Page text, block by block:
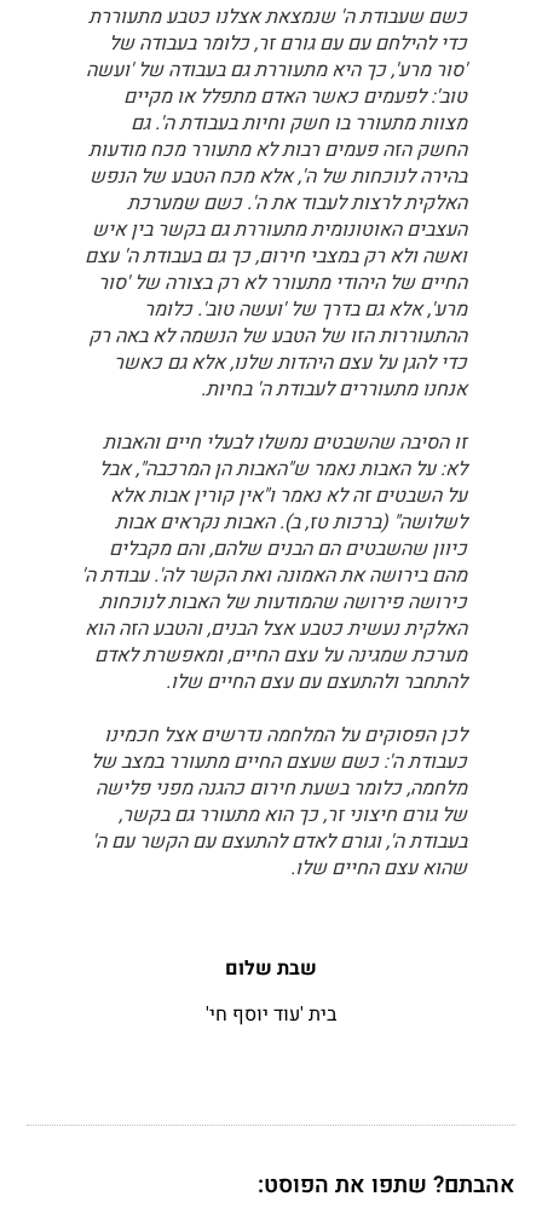
כשם שעבודת ה' שנמצאת אצלנו כטבע מתעוררת
כדי להילחם עם עם גורם זר, כלומר בעבודה של
'סור מרע', כך היא מתעוררת גם בעבודה של 'ועשה
טוב': לפעמים כאשר האדם מתפלל או מקיים
מצוות מתעורר בו חשק וחיות בעבודת ה'. גם
החשק הזה פעמים רבות לא מתעורר מכח מודעות
בהירה לנוכחות של ה', אלא מכח הטבע של הנפש
האלקית לרצות לעבוד את ה'. כשם שמערכת
העצבים האוטונומית מתעוררת גם בקשר בין איש
ואשה ולא רק במצבי חירום, כך גם בעבודת ה' עצם
החיים של היהודי מתעורר לא רק בצורה של 'סור
מרע', אלא גם בדרך של 'ועשה טוב'. כלומר
ההתעוררות הזו של הטבע של הנשמה לא באה רק
כדי להגן על עצם היהדות שלנו, אלא גם כאשר
אנחנו מתעוררים לעבודת ה' בחיות.
זו הסיבה שהשבטים נמשלו לבעלי חיים והאבות
לא: על האבות נאמר ש"האבות הן המרכבה", אבל
על השבטים זה לא נאמר ו"אין קורין אבות אלא
לשלושה" (ברכות טז, ב). האבות נקראים אבות
כיוון שהשבטים הם הבנים שלהם, והם מקבלים
מהם בירושה את האמונה ואת הקשר לה'. עבודת ה'
כירושה פירושה שהמודעות של האבות לנוכחות
האלקית נעשית כטבע אצל הבנים, והטבע הזה הוא
מערכת שמגינה על עצם החיים, ומאפשרת לאדם
להתחבר ולהתעצם עם עצם החיים שלו.
לכן הפסוקים על המלחמה נדרשים אצל חכמינו
כעבודת ה': כשם שעצם החיים מתעורר במצב של
מלחמה, כלומר בשעת חירום כהגנה מפני פלישה
של גורם חיצוני זר, כך הוא מתעורר גם בקשר,
בעבודת ה', וגורם לאדם להתעצם עם הקשר עם ה'
שהוא עצם החיים שלו.
שבת שלום
בית 'עוד יוסף חי'
אהבתם? שתפו את הפוסט: